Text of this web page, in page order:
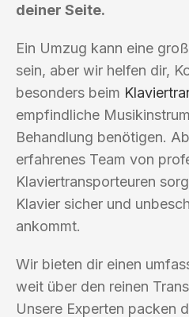
deiner Seite.
Ein Umzug kann eine
sein, aber wir helfen dir,
besonders beim
empfindliche
Behandlung benötigen.
erfahrenes Team von
Klaviertransporteuren
Klavier sicher und
ankommt.
Wir bieten dir einen
weit über den reinen
Unsere Experten packen